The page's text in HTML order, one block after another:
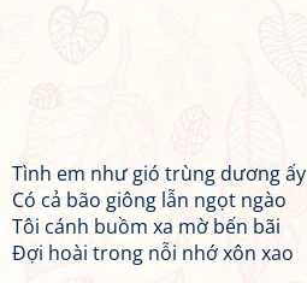
Tình em như gió trùng dương ấy
Có cả bão giông lẫn ngọt ngào
Tôi cánh buồm xa mờ bến bãi
Đợi hoài trong nỗi nhớ xôn xao